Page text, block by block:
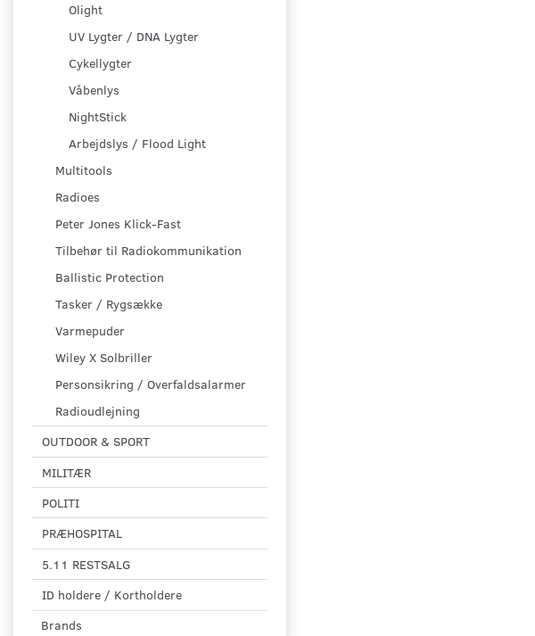
Olight
UV Lygter / DNA Lygter
Cykellygter
Våbenlys
NightStick
Arbejdslys / Flood Light
Multitools
Radioes
Peter Jones Klick-Fast
Tilbehør til Radiokommunikation
Ballistic Protection
Tasker / Rygsække
Varmepuder
Wiley X Solbriller
Personsikring / Overfaldsalarmer
Radioudlejning
OUTDOOR & SPORT
MILITÆR
POLITI
PRÆHOSPITAL
5.11 RESTSALG
ID holdere / Kortholdere
Brands